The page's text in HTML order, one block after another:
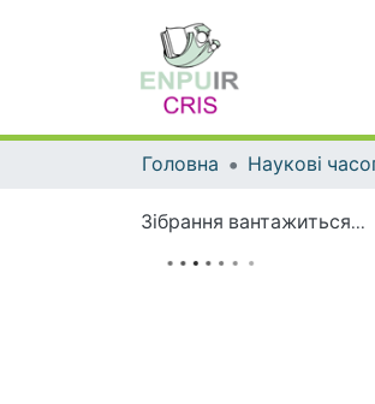
Головна
Зібрання вантажиться...